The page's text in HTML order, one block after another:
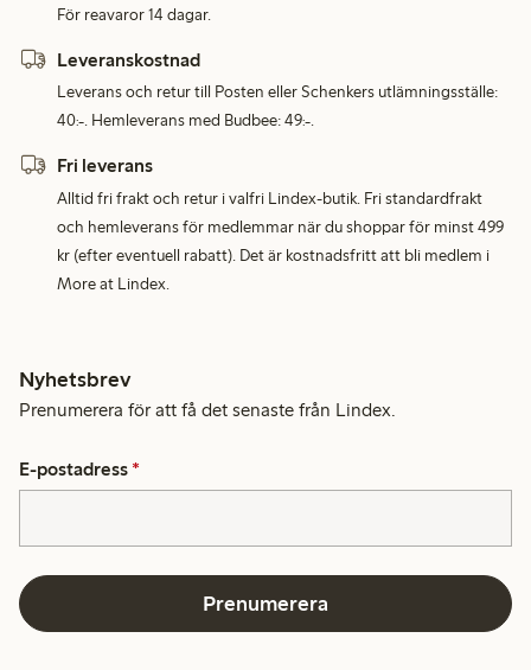
För reavaror 14 dagar.
Leveranskostnad
Leverans och retur till Posten eller Schenkers utlämningsställe:
40:-. Hemleverans med Budbee: 49:-.
Fri leverans
Alltid fri frakt och retur i valfri Lindex-butik. Fri standardfrakt
och hemleverans för medlemmar när du shoppar för minst 499
kr (efter eventuell rabatt). Det är kostnadsfritt att bli medlem i
More at Lindex.
Nyhetsbrev
Prenumerera för att få det senaste från Lindex.
E-postadress *
Prenumerera